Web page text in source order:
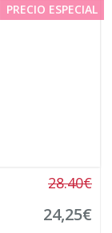
PRECIO ESPECIAL
28.40€
24,25€